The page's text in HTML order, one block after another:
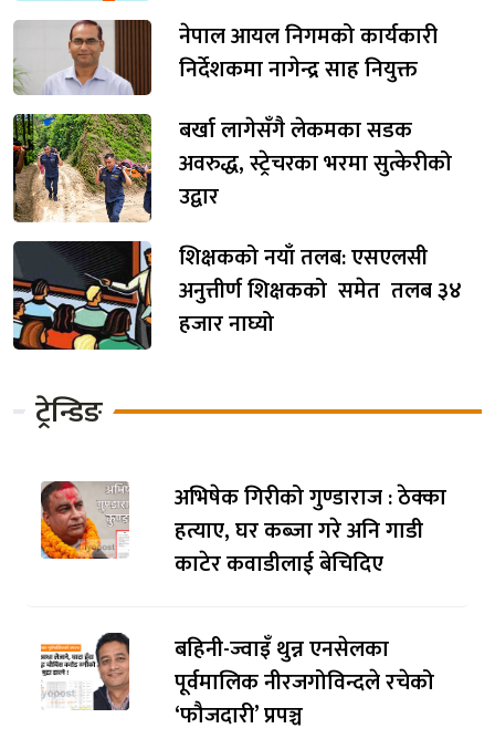
नेपाल आयल निगमको कार्यकारी
निर्देशकमा नागेन्द्र साह नियुक्त
बर्खा लागेसँगै लेकमका सडक
अवरुद्ध, स्ट्रेचरका भरमा सुत्केरीको
उद्वार
शिक्षकको नयाँ तलब: एसएलसी
अनुत्तीर्ण शिक्षकको समेत तलब ३४
हजार नाघ्यो
ट्रेन्डिङ
अभिषेक गिरीको गुण्डाराज : ठेक्का
हत्याए, घर कब्जा गरे अनि गाडी
काटेर कवाडीलाई बेचिदिए
बहिनी-ज्वाइँ थुन्न एनसेलका
पूर्वमालिक नीरजगोविन्दले रचेको
‘फौजदारी’ प्रपञ्च